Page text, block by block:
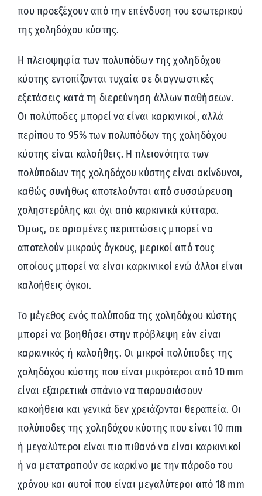
που προεξέχουν από την επένδυση του εσωτερικού
της χοληδόχου κύστης.
Η πλειοψηφία των πολυπόδων της χοληδόχου
κύστης εντοπίζονται τυχαία σε διαγνωστικές
εξετάσεις κατά τη διερεύνηση άλλων παθήσεων.
Οι πολύποδες μπορεί να είναι καρκινικοί, αλλά
περίπου το 95% των πολυπόδων της χοληδόχου
κύστης είναι καλοήθεις. Η πλειονότητα των
πολύποδων της χοληδόχου κύστης είναι ακίνδυνοι,
καθώς συνήθως αποτελούνται από συσσώρευση
χοληστερόλης και όχι από καρκινικά κύτταρα.
Όμως, σε ορισμένες περιπτώσεις μπορεί να
αποτελούν μικρούς όγκους, μερικοί από τους
οποίους μπορεί να είναι καρκινικοί ενώ άλλοι είναι
καλοήθεις όγκοι.
Το μέγεθος ενός πολύποδα της χοληδόχου κύστης
μπορεί να βοηθήσει στην πρόβλεψη εάν είναι
καρκινικός ή καλοήθης. Οι μικροί πολύποδες της
χοληδόχου κύστης που είναι μικρότεροι από 10 mm
είναι εξαιρετικά σπάνιο να παρουσιάσουν
κακοήθεια και γενικά δεν χρειάζονται θεραπεία. Οι
πολύποδες της χοληδόχου κύστης που είναι 10 mm
ή μεγαλύτεροι είναι πιο πιθανό να είναι καρκινικοί
ή να μετατραπούν σε καρκίνο με την πάροδο του
χρόνου και αυτοί που είναι μεγαλύτεροι από 18 mm